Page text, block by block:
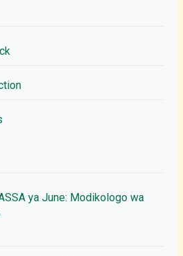
ya June: Modikologo wa